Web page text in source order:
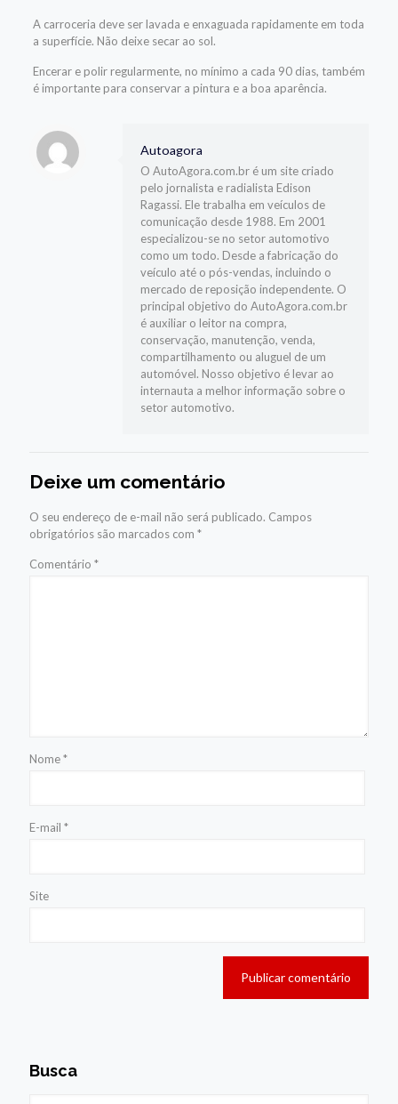
A carroceria deve ser lavada e enxaguada rapidamente em toda
a superfície. Não deixe secar ao sol.
Encerar e polir regularmente, no mínimo a cada 90 dias, também
é importante para conservar a pintura e a boa aparência.
Autoagora
O AutoAgora.com.br é um site criado
pelo jornalista e radialista Edison
Ragassi. Ele trabalha em veículos de
comunicação desde 1988. Em 2001
especializou-se no setor automotivo
como um todo. Desde a fabricação do
veículo até o pós-vendas, incluindo o
mercado de reposição independente. O
principal objetivo do AutoAgora.com.br
é auxiliar o leitor na compra,
conservação, manutenção, venda,
compartilhamento ou aluguel de um
automóvel. Nosso objetivo é levar ao
internauta a melhor informação sobre o
setor automotivo.
Deixe um comentário
O seu endereço de e-mail não será publicado. Campos
obrigatórios são marcados com *
Comentário *
Nome*
E-mail *
Site
Busca